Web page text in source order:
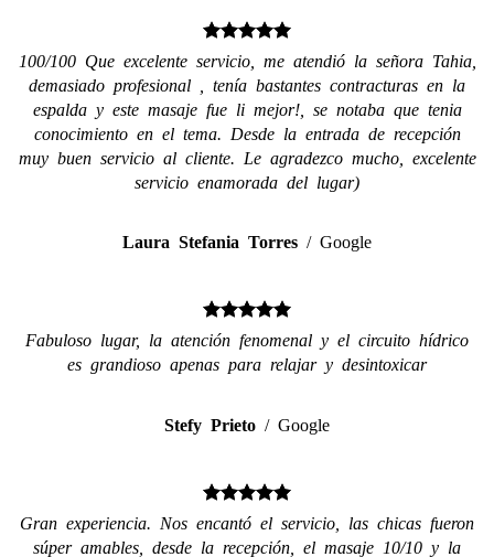
100/100 Que excelente servicio, me atendió la señora Tahia,
demasiado profesional , tenía bastantes contracturas en la
espalda y este masaje fue li mejor!, se notaba que tenia
conocimiento en el tema. Desde la entrada de recepción
muy buen servicio al cliente. Le agradezco mucho, excelente
servicio enamorada del lugar)
Laura Stefania Torres / Google
Fabuloso lugar, la atención fenomenal y el circuito hídrico
es grandioso apenas para relajar y desintoxicar
Stefy Prieto / Google
Gran experiencia. Nos encantó el servicio, las chicas fueron
súper amables, desde la recepción, el masaje 10/10 y la